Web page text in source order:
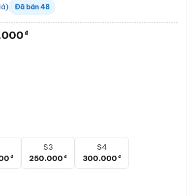
Đã bán48
₫
₫
S3
250.000 ₫
S4
300.000 ₫